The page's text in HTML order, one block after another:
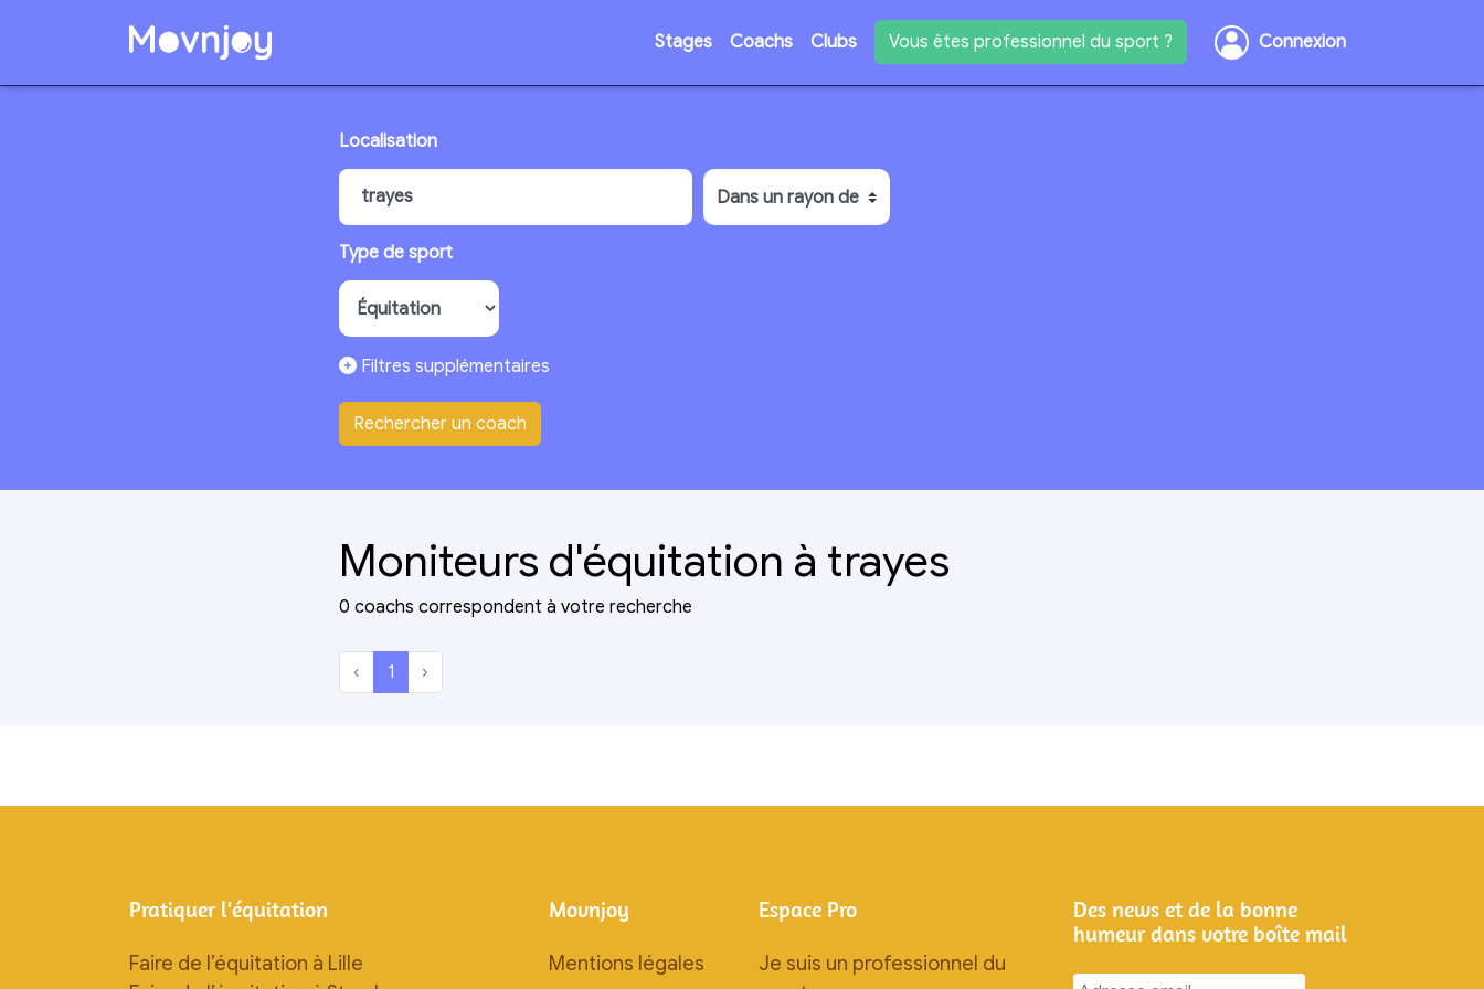
Stages Coachs Clubs Vous êtes professionnel du sport ? Connexion
Localisation
Type de sport
Filtres supplémentaires
Moniteurs d'équitation à trayes
0 coachs correspondent à votre recherche
‹ 1 ›
Pratiquer l'équitation
Faire de l’équitation à Lille
Movnjoy
Mentions légales
Espace Pro
Je suis un professionnel du
Des news et de la bonne
humeur dans votre boîte mail